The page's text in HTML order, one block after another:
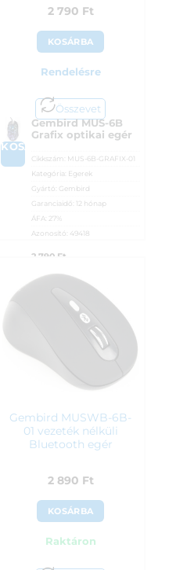
2 790 Ft
KOSÁRBA
Rendelésre
Összevet
KOSÁRBA
Gembird MUS-6B
Grafix optikai egér
Cikkszám: MUS-6B-GRAFIX-01
Kategória: Egerek
Gyártó: Gembird
Garanciaidő: 12 hónap
ÁFA:
27%
Azonosító: 49418
2 790 Ft
Gembird MUSWB-6B-
01 vezeték nélküli
Bluetooth egér
2 890 Ft
KOSÁRBA
Raktáron